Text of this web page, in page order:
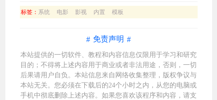
标签： 系统 电影 影视 内置 模板
免责声明
本站提供的一切软件、教程和内容信息仅限用于学习和研究
目的；不得将上述内容用于商业或者非法用途，否则，一切
后果请用户自负。本站信息来自网络收集整理，版权争议与
本站无关。您必须在下载后的24个小时之内，从您的电脑或
手机中彻底删除上述内容。如果您喜欢该程序和内容，请支